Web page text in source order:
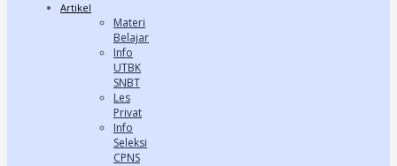
Artikel
Materi
Belajar
Info
UTBK
SNBT
Les
Privat
Info
Seleksi
CPNS